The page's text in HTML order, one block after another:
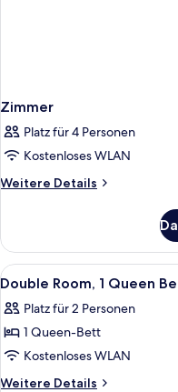
Zimmer
Platz für 4 Personen
Kostenloses WLAN
Weitere Details
Weitere
Alle
Fotos
für
Double
Room,
1
5
Double Room, 1 Queen
Platz für 2 Personen
1 Queen-Bett
Kostenloses WLAN
Weitere Details
Weitere